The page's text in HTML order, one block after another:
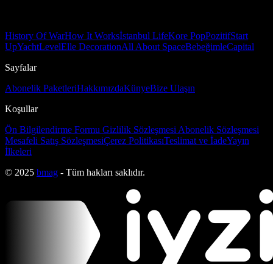
History Of WarHow It Worksİstanbul LifeKore PopPozitifStart
UpYachtLevelElle DecorationAll About SpaceBebeğimleCapital
Sayfalar
Abonelik PaketleriHakkımızdaKünyeBize Ulaşın
Koşullar
Ön Bilgilendirme Formu Gizlilik Sözleşmesi Abonelik Sözleşmesi
Mesafeli Satış SözleşmesiÇerez PolitikasıTeslimat ve İadeYayın
İlkeleri
© 2025 bmag - Tüm hakları saklıdır.